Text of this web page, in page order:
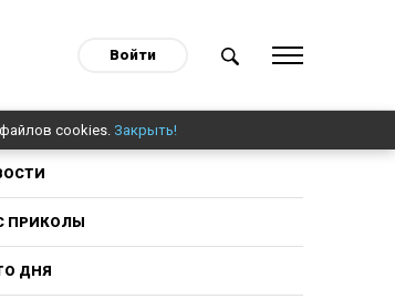
Войти
cookies. Закрыть!
ПРИКОЛЫ
ДНЯ